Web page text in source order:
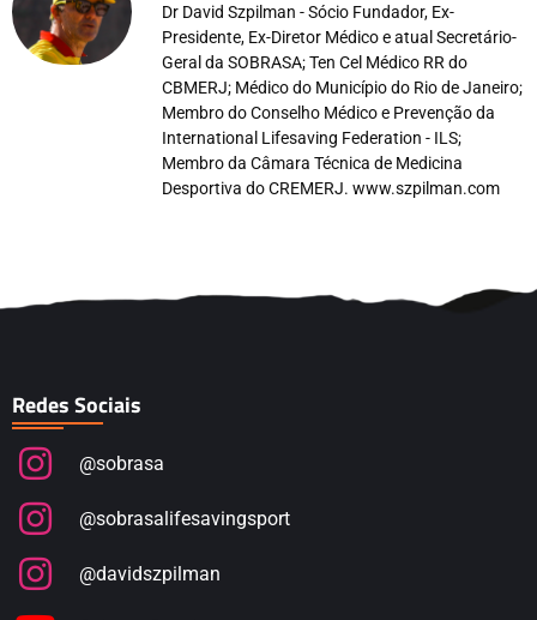
Dr David Szpilman - Sócio Fundador, Ex-
Presidente, Ex-Diretor Médico e atual Secretário-
Geral da SOBRASA; Ten Cel Médico RR do
CBMERJ; Médico do Município do Rio de Janeiro;
Membro do Conselho Médico e Prevenção da
International Lifesaving Federation - ILS;
Membro da Câmara Técnica de Medicina
Desportiva do CREMERJ. www.szpilman.com
Redes Sociais
@sobrasa
@sobrasalifesavingsport
@davidszpilman